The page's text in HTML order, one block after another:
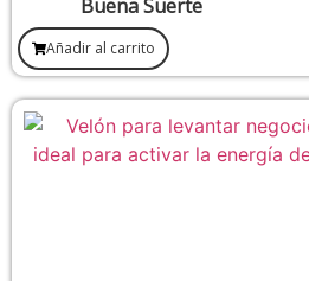
Buena Suerte
Añadir al carrito